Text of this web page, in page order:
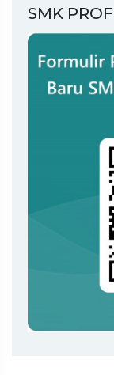
SMK